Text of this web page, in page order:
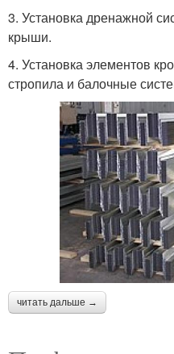
3. Установка дренажной
крыши.
4. Установка элементов
стропила и балочные
читать дальше →